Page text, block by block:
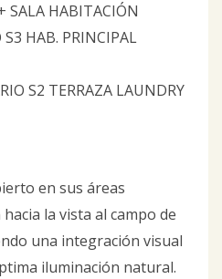
SALA HABITACIÓN
HAB. PRINCIPAL
S2 TERRAZA LAUNDRY
en sus áreas
la vista al campo de
una integración visual
iluminación natural.